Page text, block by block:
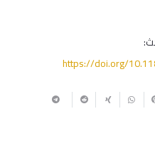
https://doi.org/